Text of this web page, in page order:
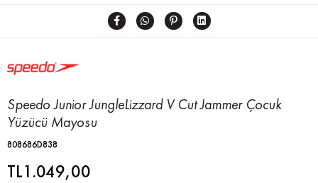
Speedo Junior JungleLizzard V Cut Jammer Çocuk
Yüzücü Mayosu
808686D838
TL1.049,00